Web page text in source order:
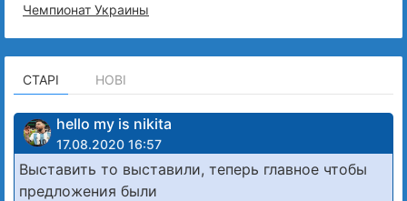
Чемпионат Украины
СТАРІ НОВІ
hello my is nikita
17.08.2020 16:57
Выставить то выставили, теперь главное чтобы
предложения были